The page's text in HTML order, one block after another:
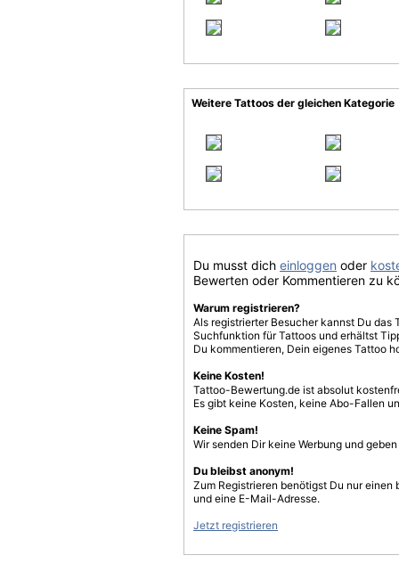
Weitere Tattoos der gleichen Kategorie
Du musst dich einloggen oder
Bewerten oder Kommentieren zu
Warum registrieren?
Als registrierter Besucher kannst Du
Suchfunktion für Tattoos und erhältst
Du kommentieren, Dein eigenes Tattoo
Keine Kosten!
Tattoo-Bewertung.de ist absolut
Es gibt keine Kosten, keine Abo-Fallen
Keine Spam!
Wir senden Dir keine Werbung und
Du bleibst anonym!
Zum Registrieren benötigst Du nur einen
und eine E-Mail-Adresse.
Jetzt registrieren